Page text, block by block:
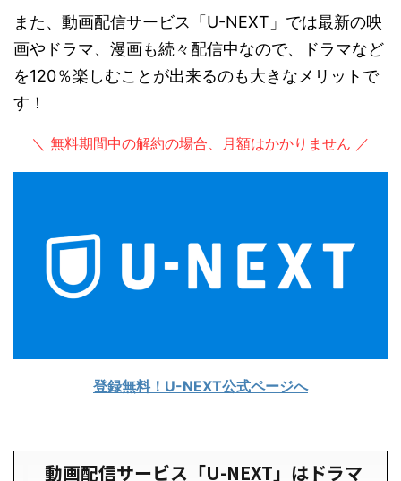
また、動画配信サービス「U-NEXT」では最新の映
画やドラマ、漫画も続々配信中なので、ドラマなど
を120％楽しむことが出来るのも大きなメリットで
す！
＼ 無料期間中の解約の場合、月額はかかりません ／
登録無料！U-NEXT公式ページへ
動画配信サービス「U-NEXT」はドラマ